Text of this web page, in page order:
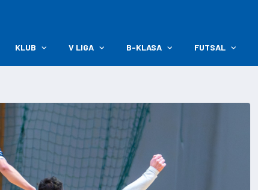
KLUB V LIGA B-KLASA FUTSAL